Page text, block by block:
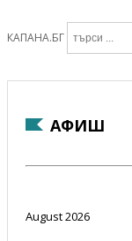
КАПАНА.БГ
АФИШ
August 2026